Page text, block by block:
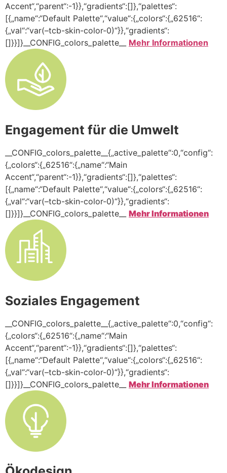
Accent“,“parent“:-1}},“gradients“:[]},“palettes“:
[{„name“:“Default Palette“,“value“:{„colors“:{„62516“:
{„val“:“var(–tcb-skin-color-0)“}},“gradients“:
[]}}]}__CONFIG_colors_palette__ Mehr Informationen
Engagement für die Umwelt
__CONFIG_colors_palette__{„active_palette“:0,“config“:
{„colors“:{„62516“:{„name“:“Main
Accent“,“parent“:-1}},“gradients“:[]},“palettes“:
[{„name“:“Default Palette“,“value“:{„colors“:{„62516“:
{„val“:“var(–tcb-skin-color-0)“}},“gradients“:
[]}}]}__CONFIG_colors_palette__ Mehr Informationen
Soziales Engagement
__CONFIG_colors_palette__{„active_palette“:0,“config“:
{„colors“:{„62516“:{„name“:“Main
Accent“,“parent“:-1}},“gradients“:[]},“palettes“:
[{„name“:“Default Palette“,“value“:{„colors“:{„62516“:
{„val“:“var(–tcb-skin-color-0)“}},“gradients“:
[]}}]}__CONFIG_colors_palette__ Mehr Informationen